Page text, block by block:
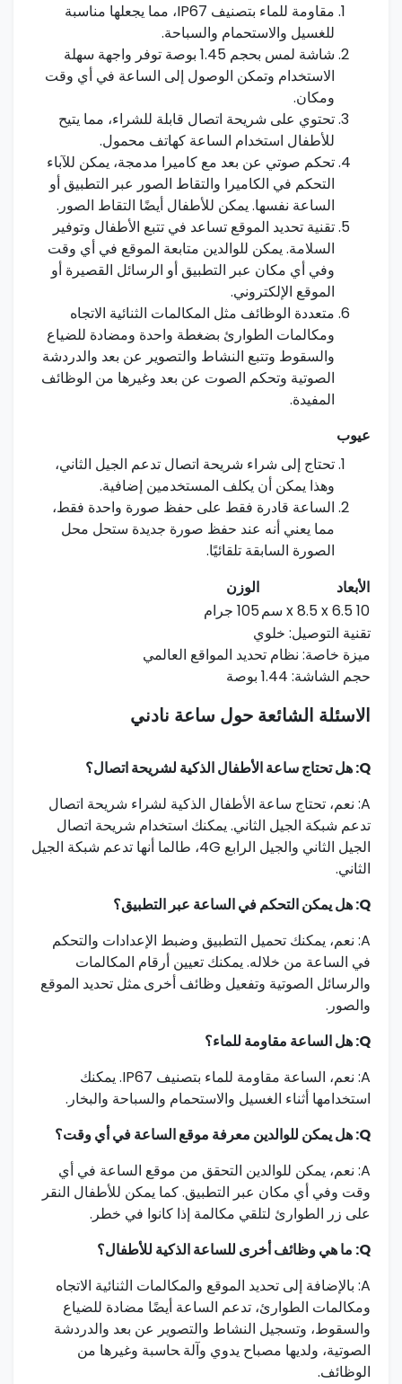
مقاومة للماء بتصنيف IP67، ⁢مما يجعلها مناسبة
للغسيل والاستحمام والسباحة.
شاشة لمس بحجم 1.45 بوصة توفر واجهة سهلة
الاستخدام وتمكن الوصول إلى الساعة‍ في أي وقت⁣
ومكان.
تحتوي على شريحة اتصال قابلة للشراء، مما يتيح
للأطفال استخدام الساعة ‌كهاتف محمول.
تحكم صوتي عن بعد مع كاميرا مدمجة، يمكن للآباء
التحكم في الكاميرا والتقاط الصور⁢ عبر التطبيق أو
الساعة نفسها. يمكن للأطفال ‌أيضًا التقاط الصور.
تقنية ​تحديد الموقع تساعد في تتبع الأطفال وتوفير
السلامة. يمكن للوالدين⁢ متابعة الموقع في أي وقت
وفي أي مكان عبر التطبيق ⁢أو الرسائل القصيرة أو
الموقع الإلكتروني.
متعددة الوظائف مثل المكالمات الثنائية الاتجاه
ومكالمات الطوارئ بضغطة واحدة ومضادة للضياع
⁤والسقوط ⁣وتتبع النشاط والتصوير عن بعد والدردشة
الصوتية وتحكم الصوت ​عن بعد وغيرها من الوظائف
المفيدة.
عيوب
تحتاج إلى شراء شريحة اتصال تدعم الجيل الثاني،
وهذا يمكن أن يكلف المستخدمين ⁤إضافية.
الساعة قادرة ​فقط على حفظ صورة واحدة فقط،
مما يعني⁤ أنه عند حفظ⁢ صورة⁢ جديدة ستحل محل⁢
الصورة السابقة تلقائيًا.
الأبعاد
الوزن
10 x 8.5 x 6.5‍ سم
105 جرام
تقنية التوصيل: خلوي
ميزة خاصة: ​نظام تحديد المواقع العالمي
حجم الشاشة: 1.44 بوصة
الاسئلة الشائعة حول ساعة نادني
Q: هل تحتاج ساعة الأطفال ⁤الذكية لشريحة اتصال؟
A: نعم، ⁢تحتاج ساعة الأطفال ⁣الذكية لشراء شريحة اتصال
تدعم شبكة الجيل الثاني. يمكنك استخدام شريحة ⁤اتصال
الجيل الثاني والجيل الرابع 4G، طالما أنها تدعم شبكة الجيل
الثاني.
Q: هل يمكن التحكم في الساعة عبر التطبيق؟
A: نعم، يمكنك تحميل التطبيق​ وضبط الإعدادات والتحكم
⁤في الساعة من خلاله. يمكنك تعيين أرقام المكالمات
والرسائل الصوتية وتفعيل‌ وظائف أخرى ‍مثل تحديد الموقع
والصور.
Q: هل الساعة مقاومة للماء؟
A: نعم، الساعة مقاومة للماء بتصنيف⁣ IP67. يمكنك
استخدامها أثناء الغسيل والاستحمام والسباحة⁤ والبخار.
Q: هل يمكن للوالدين معرفة موقع الساعة في أي وقت؟
A:‌ نعم، يمكن للوالدين التحقق من⁤ موقع الساعة في⁤ أي
وقت وفي⁢ أي مكان عبر التطبيق. كما​ يمكن للأطفال النقر
على زر الطوارئ لتلقي مكالمة إذا كانوا في خطر.
Q: ما هي وظائف أخرى⁣ للساعة الذكية للأطفال؟
A:‍ بالإضافة إلى ⁢تحديد الموقع والمكالمات الثنائية الاتجاه
ومكالمات الطوارئ، تدعم الساعة أيضًا مضادة للضياع
والسقوط، وتسجيل النشاط والتصوير عن بعد‌ والدردشة
⁤الصوتية، ولديها مصباح يدوي وآلة ‍حاسبة وغيرها من
الوظائف.